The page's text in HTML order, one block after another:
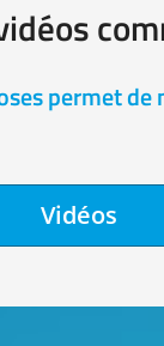
permet de
Vidéos